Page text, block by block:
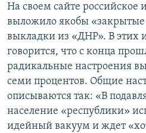
На своем сайте российское
выложило якобы «закрытые
выкладки из «ДНР». В этих
говорится, что с конца
радикальные настроения
семи процентов. Общие
описываются так: «В
население «республики»
идейный вакуум и ждет